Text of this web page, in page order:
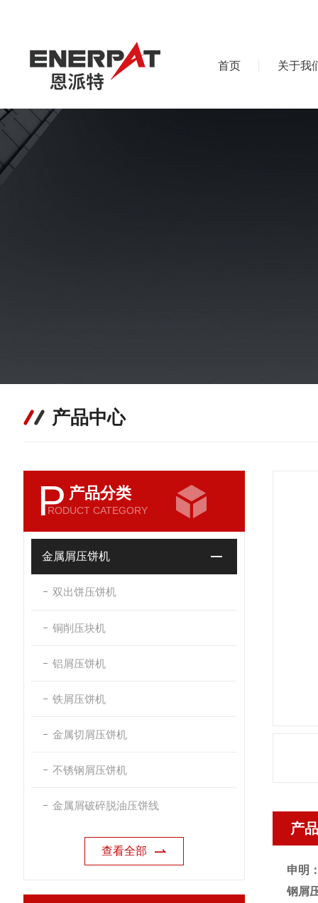
首页 关于我
产品中心
P 产品分类
RODUCT CATEGORY
金属屑压饼机
双出饼压饼机
铜削压块机
铝屑压饼机
铁屑压饼机
金属切屑压饼机
不锈钢屑压饼机
金属屑破碎脱油压饼线
查看全部
产
申明
钢屑